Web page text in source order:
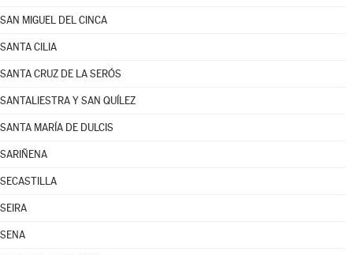
SAN MIGUEL DEL CINCA
SANTA CILIA
SANTA CRUZ DE LA SERÓS
SANTALIESTRA Y SAN QUÍLEZ
SANTA MARÍA DE DULCIS
SARIÑENA
SECASTILLA
SEIRA
SENA